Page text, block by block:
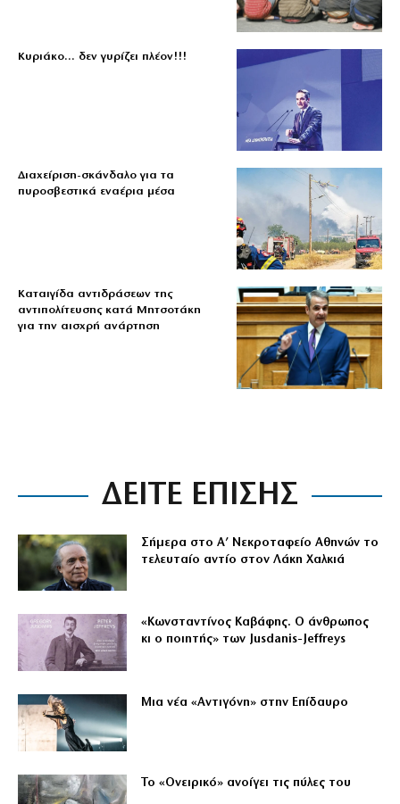
Κυριάκο… δεν γυρίζει πλέον!!!
Διαχείριση-σκάνδαλο για τα
πυροσβεστικά εναέρια μέσα
Καταιγίδα αντιδράσεων της
αντιπολίτευσης κατά Μητσοτάκη
για την αισχρή ανάρτηση
ΔΕΙΤΕ ΕΠΙΣΗΣ
Σήμερα στο Α’ Νεκροταφείο Αθηνών το
τελευταίο αντίο στον Λάκη Χαλκιά
«Κωνσταντίνος Καβάφης. Ο άνθρωπος
κι ο ποιητής» των Jusdanis-Jeffreys
Μια νέα «Αντιγόνη» στην Επίδαυρο
Το «Ονειρικό» ανοίγει τις πύλες του